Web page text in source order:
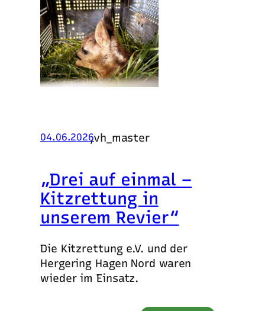
04.06.2026
,vh_master
„Drei auf einmal –
Kitzrettung in
unserem Revier“
Die Kitzrettung e.V. und der
Hergering Hagen Nord waren
wieder im Einsatz.